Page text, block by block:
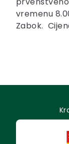
vremenu
Zabok.